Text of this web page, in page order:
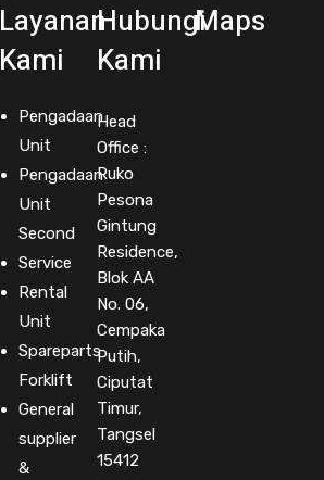
Layanan
Kami
Pengadaan
Unit
Pengadaan
Unit
Second
Service
Rental
Unit
Spareparts
Forklift
General
supplier
&
Hubungi
Kami
Head
Office :
Ruko
Pesona
Gintung
Residence,
Blok AA
No. 06,
Cempaka
Putih,
Ciputat
Timur,
Tangsel
15412
Maps